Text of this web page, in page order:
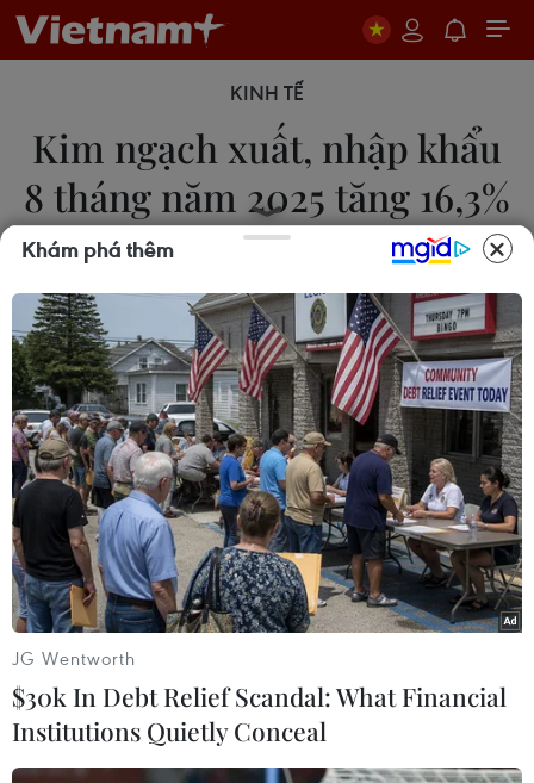
KINH TẾ
Kim ngạch xuất, nhập khẩu
8 tháng năm 2025 tăng 16,3%
Trong 8 tháng đầu năm 2025, kim ngạch xuất
nhập khẩu đạt 597,93 tỷ USD, tăng 16,3%, xuất
siêu 13,99 tỷ USD, phản ánh sự phục hồi mạnh mẽ
của thương mại.
Khám phá thêm
JG Wentworth
$30k In Debt Relief Scandal: What Financial
Institutions Quietly Conceal